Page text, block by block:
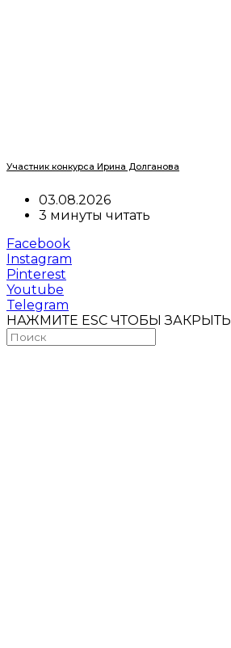
Участник конкурса Ирина Долганова
03.08.2026
3 минуты читать
Facebook
Instagram
Pinterest
Youtube
Telegram
НАЖМИТЕ ESC ЧТОБЫ ЗАКРЫТЬ